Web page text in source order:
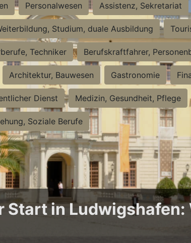
Personalwesen Assistenz, Sekretariat
Studium, duale Ausbildung
Techniker Berufskraftfahrer,
Architektur, Bauwesen Gastronomie
Dienst Medizin, Gesundheit, Pflege
Soziale Berufe
Start in